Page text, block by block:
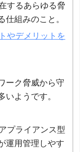
するあらゆる脅
仕組みのこと。
やデメリットを
ーク脅威から守
いようです。
プライアンス型
運用管理しやす